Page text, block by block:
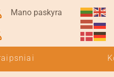
Mano paskyra